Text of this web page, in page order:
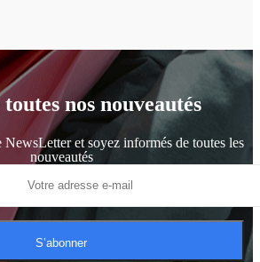
toutes nos nouveautés
et soyez informés de toutes les
nouveautés
S’abonner